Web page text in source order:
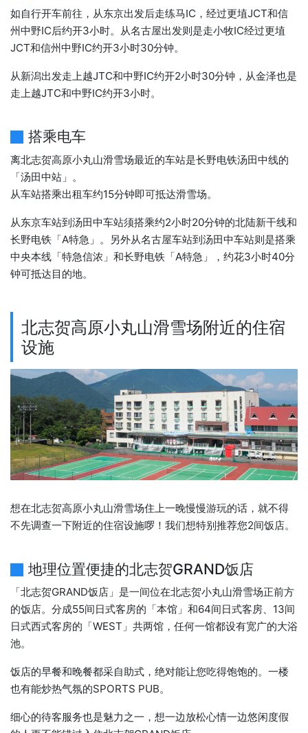
如自行开车前往，从东京出发后走练马IC，经过更埴JCT和信
州中野IC后约开3小时。从名古屋出发则是走小牧IC经过更埴
JCT和信州中野IC约开3小时30分钟。
从新潟出发走上越JTC和中野IC约开2小时30分钟，从金泽也是
走上越JTC和中野IC约开3小时。
搭乘电车
离北志贺高原小丸山滑雪场最近的车站是长野电铁汤田中线的
「汤田中站」。
从车站搭乘出租车约15分钟即可抵达滑雪场。
从东京车站到汤田中车站须搭乘约2小时20分钟的北陆新干线和
长野电铁「A特急」。另外从名古屋车站到汤田中车站则是搭乘
中央本线「特急信浓」和长野电铁「A特急」，约花3小时40分
钟可抵达目的地。
北志贺高原小丸山滑雪场附近的住宿
设施
想在北志贺高原小丸山滑雪场住上一晚慢慢游玩的话，就不得
不先调查一下附近的住宿设施啰！我们想特别推荐您2间饭店。
地理位置便捷的北志贺GRAND饭店
「北志贺GRAND饭店」是一间位在北志贺小丸山滑雪场正前方
的饭店。分成55间日式客房的「本馆」和64间日式客房、13间
日式西式客房的「WEST」共两馆，任何一馆都设有宽广的大浴
池。
饭店的早餐和晚餐都采自助式，绝对能让您吃得饱饱的。一楼
也有能炒热气氛的SPORTS PUB。
细心的待客服务也是魅力之一，想一边放松心情一边悠闲度假